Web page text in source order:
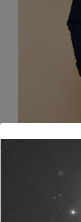
ทำงานห
สุขภาพห